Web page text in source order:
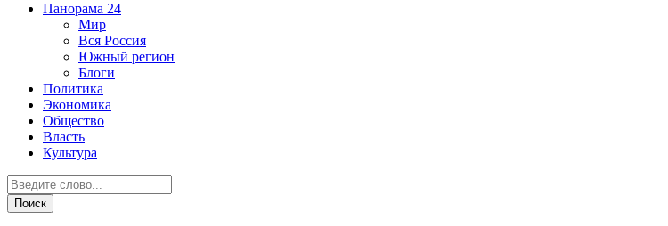
Панорама 24
Мир
Вся Россия
Южный регион
Блоги
Политика
Экономика
Общество
Власть
Культура